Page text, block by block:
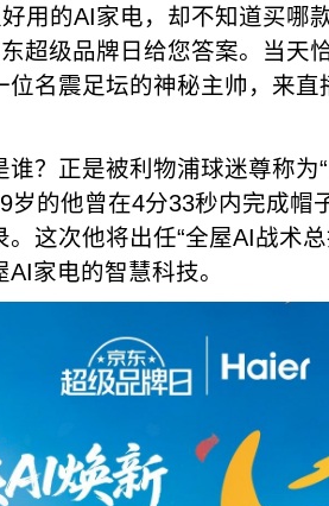
用的AI家电，却不知道买哪
超级品牌日给您答案。当天
位名震足坛的神秘主帅，来
？正是被利物浦球迷尊称为
岁的他曾在4分33秒内完成帽
这次他将出任“全屋AI战术
家电的智慧科技。